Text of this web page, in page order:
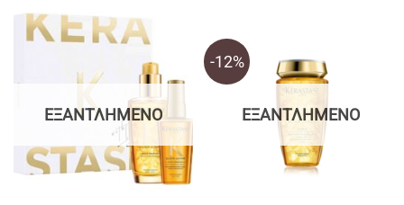
ΕΞΑΝΤΛΗΜΈΝΟ
-12%
ΕΞΑΝΤΛΗΜΈΝΟ